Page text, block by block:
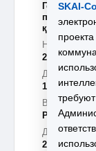
SKAI-
праве
құбыры"
Номер
Дата
10.08.2026
Вид
Работы
Дата
24.08.2026